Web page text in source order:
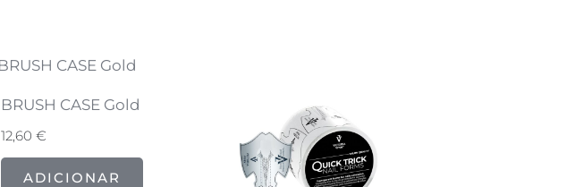
BRUSH CASE Gold
12,60€
ADICIONAR